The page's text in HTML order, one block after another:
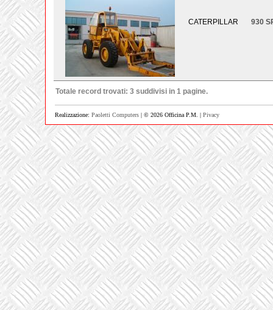
CATERPILLAR 930
Totale record trovati: 3 suddivisi in 1 pagine.
Realizzazione: Paoletti Computers | © 2026 Officina P.M. | Pivacy